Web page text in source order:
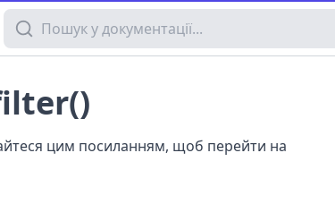
Пошук у документації
цим посиланням, щоб перейти на